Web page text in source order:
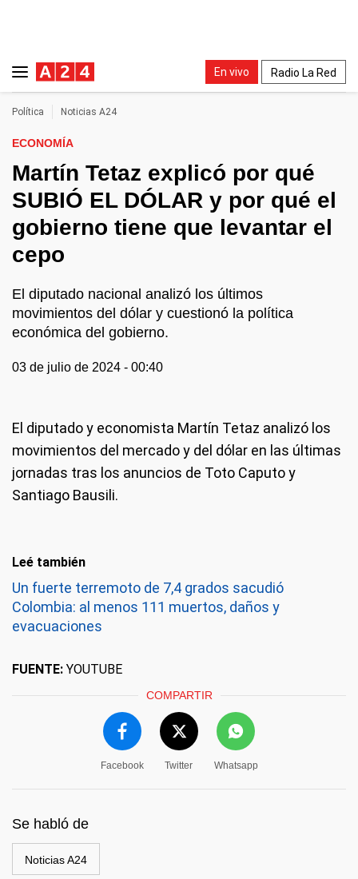
En vivo Radio La Red
Política Noticias A24
ECONOMÍA
Martín Tetaz explicó por qué
SUBIÓ EL DÓLAR y por qué el
gobierno tiene que levantar el
cepo
El diputado nacional analizó los últimos
movimientos del dólar y cuestionó la política
económica del gobierno.
03 de julio de 2024 - 00:40
El diputado y economista Martín Tetaz analizó los
movimientos del mercado y del dólar en las últimas
jornadas tras los anuncios de Toto Caputo y
Santiago Bausili.
Leé también
Un fuerte terremoto de 7,4 grados sacudió
Colombia: al menos 111 muertos, daños y
evacuaciones
FUENTE: YOUTUBE
COMPARTIR
Facebook Twitter Whatsapp
Se habló de
Noticias A24